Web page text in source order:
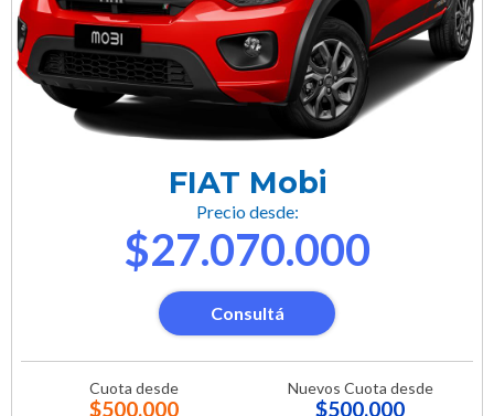
FIAT Mobi
Precio desde:
$27.070.000
Consultá
Cuota desde
$500.000
Nuevos Cuota desde
$500.000